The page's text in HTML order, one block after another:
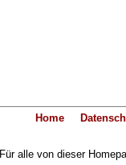
Home
Für alle von dieser